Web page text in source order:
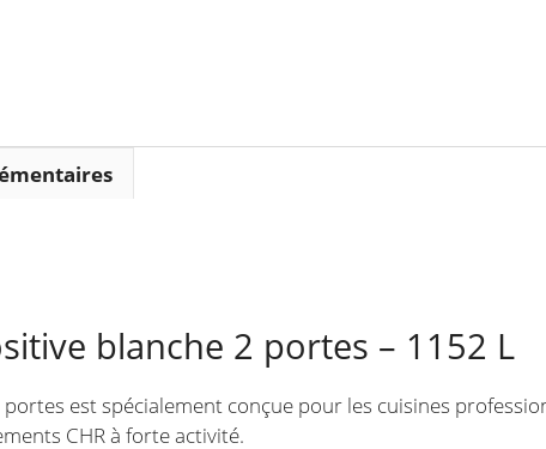
blanche 2 portes – 1152 L
est spécialement conçue pour les cuisines
CHR à forte activité.